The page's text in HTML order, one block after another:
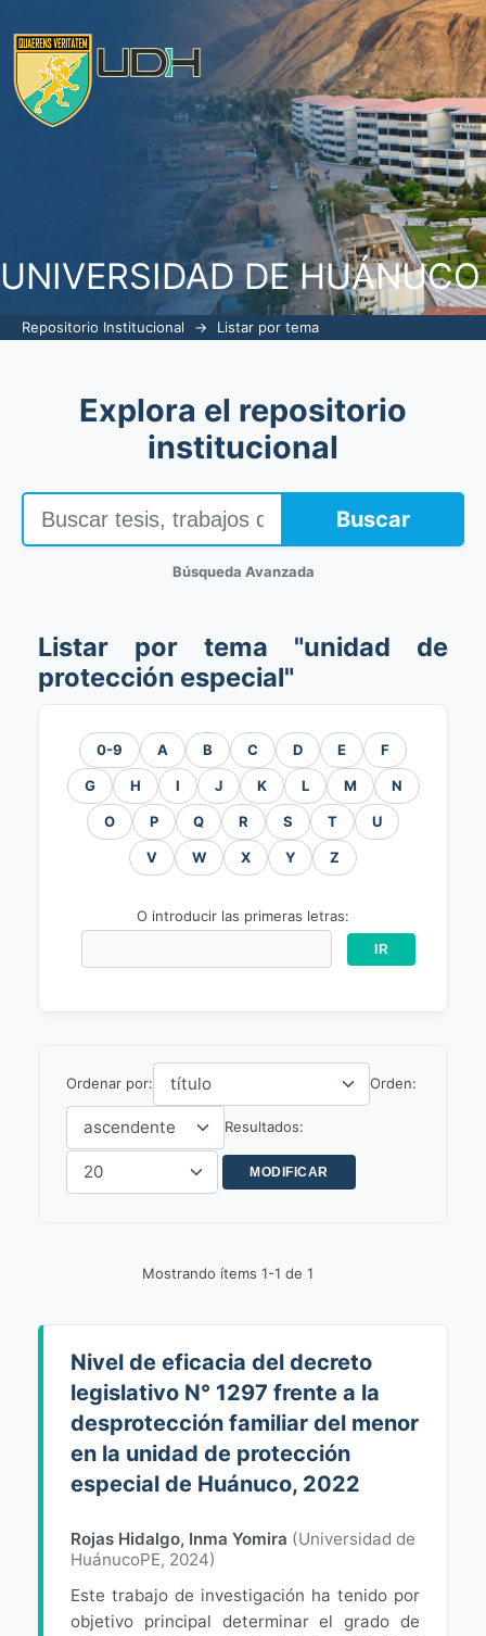
UNIVERSIDAD DE HUÁNUCO
Listar por tema "unidad de protección
Repositorio Institucional → Listar por tema
Explora el repositorio
institucional
Buscar
Búsqueda Avanzada
Listar por tema "unidad de
protección especial"
0-9 A B C D E F
G H I J K L M N
O P Q R S T U
V W X Y Z
O introducir las primeras letras:
Ordenar por: Orden:
Resultados:
Mostrando ítems 1-1 de 1
Nivel de eficacia del decreto
legislativo N° 1297 frente a la
desprotección familiar del menor
en la unidad de protección
especial de Huánuco, 2022
Rojas Hidalgo, Inma Yomira (Universidad de
HuánucoPE, 2024)
Este trabajo de investigación ha tenido por
objetivo principal determinar el grado de